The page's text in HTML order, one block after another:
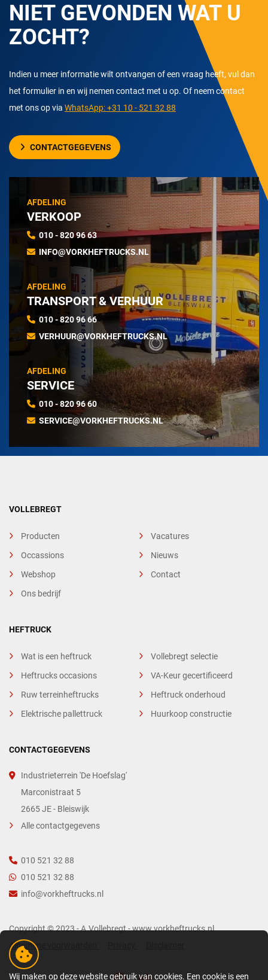
NIET GEVONDEN WAT U
ZOCHT?
Indien u meer informatie wilt ontvangen of een vraag heeft, vul dan
het formulier in en wij nemen contact met u op. Of neem contact
met ons op via WhatsApp: +31 10 - 521 32 88
CONTACTGEGEVENS
AFDELING
VERKOOP
010 - 820 96 63
INFO@VORKHEFTRUCKS.NL
AFDELING
TRANSPORT & VERHUUR
010 - 820 96 66
VERHUUR@VORKHEFTRUCKS.NL
AFDELING
SERVICE
010 - 820 96 60
SERVICE@VORKHEFTRUCKS.NL
VOLLEBREGT
Producten
Occassions
Webshop
Ons bedrijf
Vacatures
Nieuws
Contact
HEFTRUCK
Wat is een heftruck
Heftrucks occasions
Ruw terreinheftrucks
Elektrische pallettruck
Vollebregt selectie
VA-Keur gecertificeerd
Heftruck onderhoud
Huurkoop constructie
CONTACTGEGEVENS
Industrieterrein 'De Hoefslag'
Marconistraat 5
2665 JE - Bleiswijk
Alle contactgegevens
010 521 32 88
010 521 32 88
info@vorkheftrucks.nl
Copyright © 2023 - A.Vollebregt - www.vorkheftrucks.nl
Algemene voorwaarden
Wij maken op deze website gebruik van cookies. Een cookie is een